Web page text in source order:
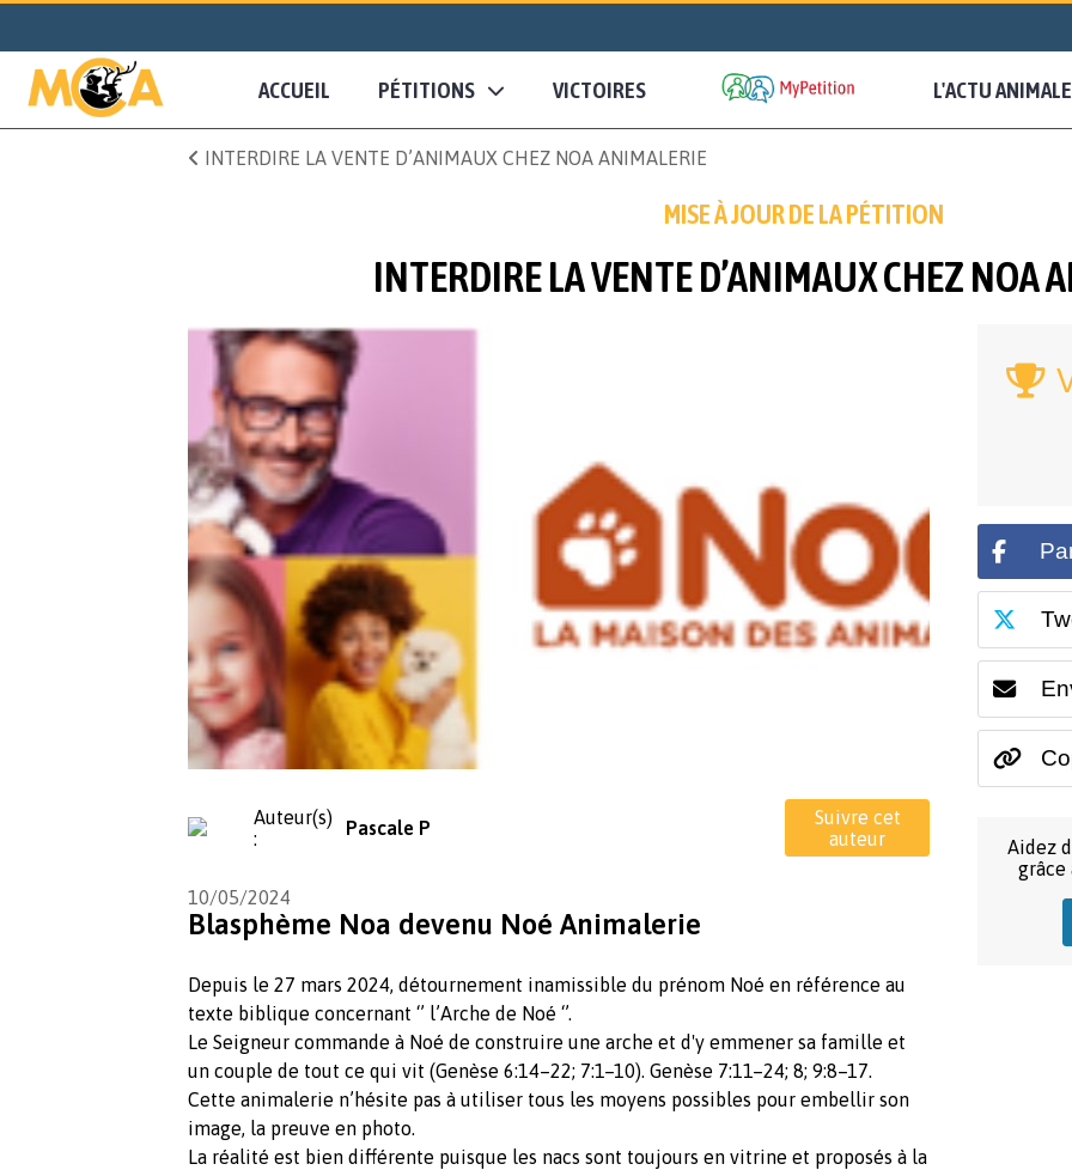
ACCUEIL PÉTITIONS VICTOIRES L'ACTU ANIMALE
INTERDIRE LA VENTE D’ANIMAUX CHEZ NOA ANIMALERIE
MISE À JOUR DE LA PÉTITION
INTERDIRE LA VENTE D’ANIMAUX CHEZ NOA
Auteur(s)
:
Pascale P
Suivre cet
auteur
10/05/2024
Blasphème Noa devenu Noé Animalerie
Depuis le 27 mars 2024, détournement inamissible du prénom Noé en référence au
texte biblique concernant ‘’ l’Arche de Noé ‘’.
Le Seigneur commande à Noé de construire une arche et d'y emmener sa famille et
un couple de tout ce qui vit (Genèse 6:14–22; 7:1–10). Genèse 7:11–24; 8; 9:8–17.
Cette animalerie n’hésite pas à utiliser tous les moyens possibles pour embellir son
image, la preuve en photo.
La réalité est bien différente puisque les nacs sont toujours en vitrine et proposés à la
Aidez
grâce